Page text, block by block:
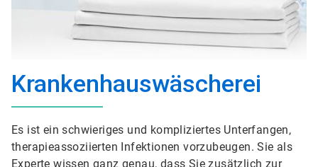
Krankenhauswäscherei
Es ist ein schwieriges und kompliziertes Unterfangen,
therapieassoziierten Infektionen vorzubeugen. Sie als
Experte wissen ganz genau, dass Sie zusätzlich zur